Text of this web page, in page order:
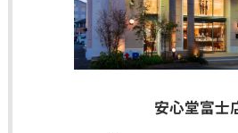
安心堂富士